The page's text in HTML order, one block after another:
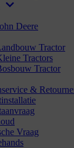
Deere
Tractor
Tractors
Tractor
&
Vraag